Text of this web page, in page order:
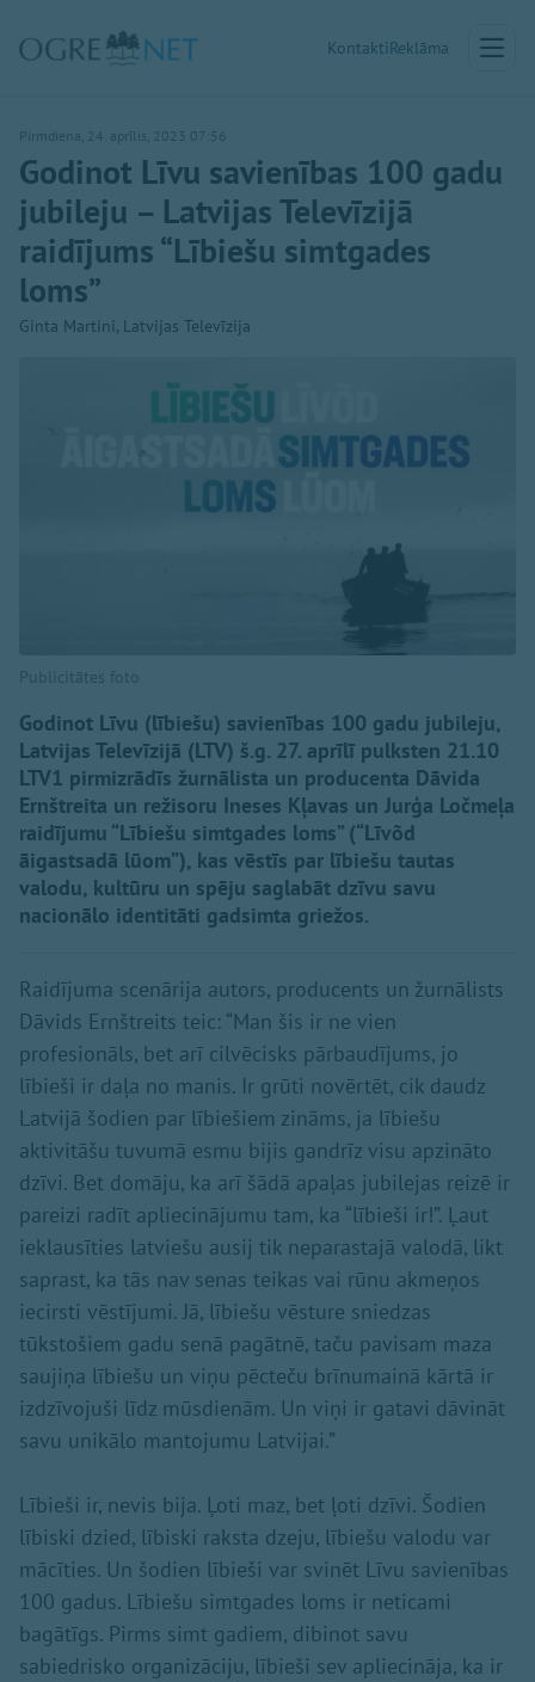
KontaktiReklāma
Pirmdiena, 24. aprīlis, 2023 07:56
Godinot Līvu savienības 100 gadu
jubileju – Latvijas Televīzijā
raidījums “Lībiešu simtgades
loms”
Ginta Martini, Latvijas Televīzija
Publicitātes foto
Godinot Līvu (lībiešu) savienības 100 gadu jubileju,
Latvijas Televīzijā (LTV) š.g. 27. aprīlī pulksten 21.10
LTV1 pirmizrādīs žurnālista un producenta Dāvida
Ernštreita un režisoru Ineses Kļavas un Jurģa Ločmeļa
raidījumu “Lībiešu simtgades loms” (“Līvõd
āigastsadā lūom”), kas vēstīs par lībiešu tautas
valodu, kultūru un spēju saglabāt dzīvu savu
nacionālo identitāti gadsimta griežos.
Raidījuma scenārija autors, producents un žurnālists
Dāvids Ernštreits teic: “Man šis ir ne vien
profesionāls, bet arī cilvēcisks pārbaudījums, jo
lībieši ir daļa no manis. Ir grūti novērtēt, cik daudz
Latvijā šodien par lībiešiem zināms, ja lībiešu
aktivitāšu tuvumā esmu bijis gandrīz visu apzināto
dzīvi. Bet domāju, ka arī šādā apaļas jubilejas reizē ir
pareizi radīt apliecinājumu tam, ka “lībieši ir!”. Ļaut
ieklausīties latviešu ausij tik neparastajā valodā, likt
saprast, ka tās nav senas teikas vai rūnu akmeņos
iecirsti vēstījumi. Jā, lībiešu vēsture sniedzas
tūkstošiem gadu senā pagātnē, taču pavisam maza
saujiņa lībiešu un viņu pēcteču brīnumainā kārtā ir
izdzīvojuši līdz mūsdienām. Un viņi ir gatavi dāvināt
savu unikālo mantojumu Latvijai.”
Lībieši ir, nevis bija. Ļoti maz, bet ļoti dzīvi. Šodien
lībiski dzied, lībiski raksta dzeju, lībiešu valodu var
mācīties. Un šodien lībieši var svinēt Līvu savienības
100 gadus. Lībiešu simtgades loms ir neticami
bagātīgs. Pirms simt gadiem, dibinot savu
sabiedrisko organizāciju, lībieši sev apliecināja, ka ir